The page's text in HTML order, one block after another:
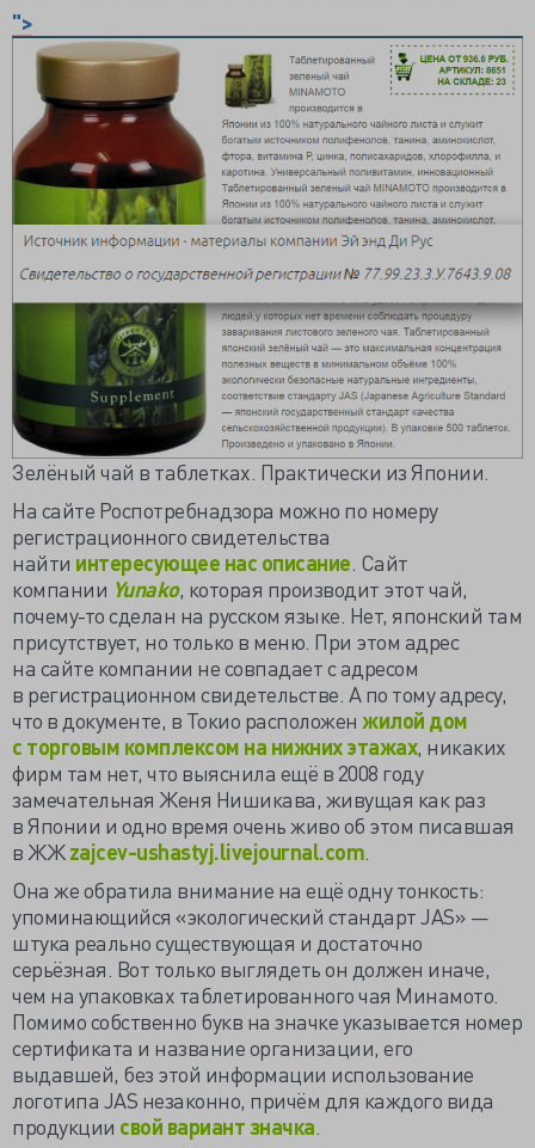
">
Зелёный чай в таблетках. Практически из Японии.
На сайте Роспотребнадзора можно по номеру
регистрационного свидетельства
найти интересующее нас описание . Сайт
компании Yunako, которая производит этот чай,
почему-то сделан на русском языке. Нет, японский там
присутствует, но только в меню. При этом адрес
на сайте компании не совпадает с адресом
в регистрационном свидетельстве. А по тому адресу,
что в документе, в Токио расположен жилой дом
с торговым комплексом на нижних этажах, никаких
фирм там нет, что выяснила ещё в 2008 году
замечательная Женя Нишикава, живущая как раз
в Японии и одно время очень живо об этом писавшая
в ЖЖzajcev-ushastyj.livejournal.com
Она же обратила внимание на ещё одну тонкость:
упоминающийся «экологический стандарт JAS» —
штука реально существующая и достаточно
серьёзная. Вот только выглядеть он должен иначе,
чем на упаковках таблетированного чая Минамото.
Помимо собственно букв на значке указывается номер
сертификата и название организации, его
выдавшей, без этой информации использование
логотипа JAS незаконно, причём для каждого вида
продукции свой вариант значка